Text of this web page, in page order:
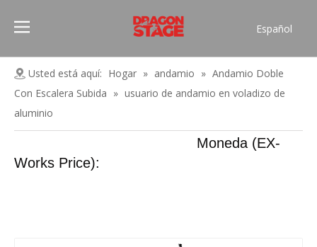
Español
Pусский
Français
简体中文
English
Usted está aquí: Hogar » andamio » Andamio Doble
Con Escalera Subida » usuario de andamio en voladizo de
aluminio
Moneda (EX-
Works Price):